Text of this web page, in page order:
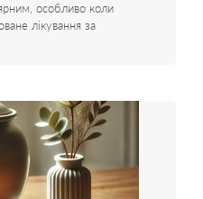
особливо коли
лікування за